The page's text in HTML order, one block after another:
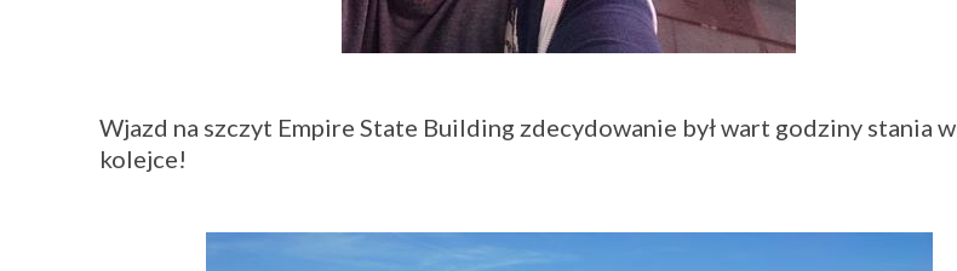
Wjazd na szczyt Empire State Building zdecydowanie był wart godziny stania w
kolejce!